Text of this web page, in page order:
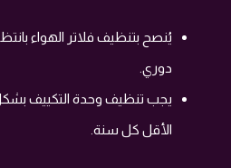
يُنصح بتنظيف فلاتر الهواء
دوري.
يجب تنظيف وحدة التكييف
الأقل كل سنة.